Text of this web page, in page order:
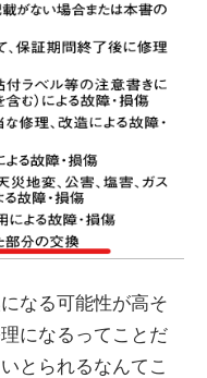
なる可能性が高そ
になるってことだ
とられるなんてこ